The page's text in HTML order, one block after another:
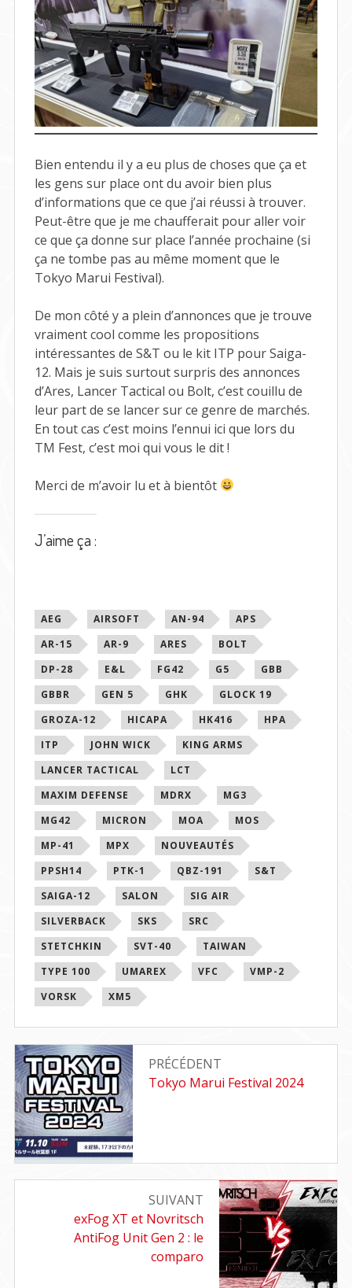
Bien entendu il y a eu plus de choses que ça et
les gens sur place ont du avoir bien plus
d’informations que ce que j’ai réussi à trouver.
Peut-être que je me chaufferait pour aller voir
ce que ça donne sur place l’année prochaine (si
ça ne tombe pas au même moment que le
Tokyo Marui Festival).
De mon côté y a plein d’annonces que je trouve
vraiment cool comme les propositions
intéressantes de S&T ou le kit ITP pour Saiga-
12. Mais je suis surtout surpris des annonces
d’Ares, Lancer Tactical ou Bolt, c’est couillu de
leur part de se lancer sur ce genre de marchés.
En tout cas c’est moins l’ennui ici que lors du
TM Fest, c’est moi qui vous le dit !
Merci de m’avoir lu et à bientôt
J’aime ça :
Étiqueté
avec
AEG AIRSOFT AN-94
APS
AR-15
AR-9 ARES
BOLT
DP-28
E&L FG42 G5
GBB
GBBR
GEN 5 GHK
GLOCK 19
GROZA-12
HICAPA HK416
HPA
ITP
JOHN WICK
KING ARMS
LANCER TACTICAL
LCT
MAXIM DEFENSE
MDRX
MG3
MG42
MICRON MOA
MOS
MP-41
MPX
NOUVEAUTÉS
PPSH14
PTK-1 QBZ-191
S&T
SAIGA-12
SALON
SIG AIR
SILVERBACK
SKS
SRC
STETCHKIN
SVT-40
TAIWAN
TYPE 100
UMAREX VFC
VMP-2
VORSK
XM5
Navigation
de
l’article
PRÉCÉDENT
Article
Tokyo Marui Festival 2024
SUIVANT
Article
suivant
exFog XT et Novritsch
AntiFog Unit Gen 2 : le
comparo